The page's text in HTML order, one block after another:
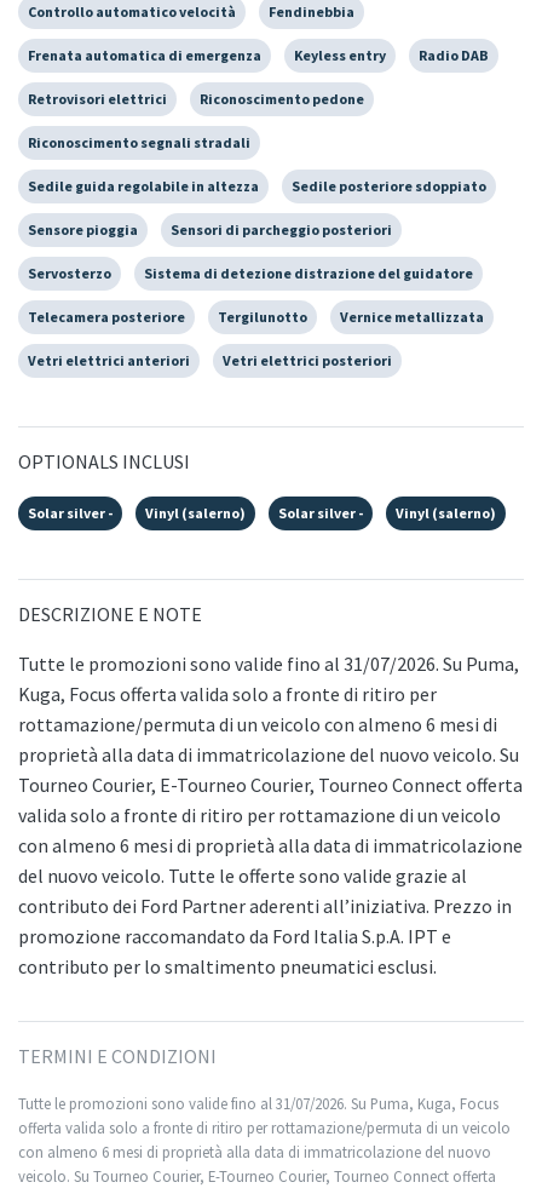
Controllo automatico velocità Fendinebbia
Frenata automatica di emergenza Keyless entry Radio DAB
Retrovisori elettrici Riconoscimento pedone
Riconoscimento segnali stradali
Sedile guida regolabile in altezza Sedile posteriore sdoppiato
Sensore pioggia Sensori di parcheggio posteriori
Servosterzo Sistema di detezione distrazione del guidatore
Telecamera posteriore Tergilunotto Vernice metallizzata
Vetri elettrici anteriori Vetri elettrici posteriori
OPTIONALS INCLUSI
Solar silver - Vinyl (salerno) Solar silver - Vinyl (salerno)
DESCRIZIONE E NOTE
Tutte le promozioni sono valide fino al 31/07/2026. Su Puma,
Kuga, Focus offerta valida solo a fronte di ritiro per
rottamazione/permuta di un veicolo con almeno 6 mesi di
proprietà alla data di immatricolazione del nuovo veicolo. Su
Tourneo Courier, E-Tourneo Courier, Tourneo Connect offerta
valida solo a fronte di ritiro per rottamazione di un veicolo
con almeno 6 mesi di proprietà alla data di immatricolazione
del nuovo veicolo. Tutte le offerte sono valide grazie al
contributo dei Ford Partner aderenti all’iniziativa. Prezzo in
promozione raccomandato da Ford Italia S.p.A. IPT e
contributo per lo smaltimento pneumatici esclusi.
TERMINI E CONDIZIONI
Tutte le promozioni sono valide fino al 31/07/2026. Su Puma, Kuga, Focus
offerta valida solo a fronte di ritiro per rottamazione/permuta di un veicolo
con almeno 6 mesi di proprietà alla data di immatricolazione del nuovo
veicolo. Su Tourneo Courier, E-Tourneo Courier, Tourneo Connect offerta